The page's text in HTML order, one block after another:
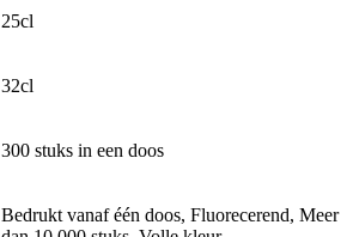
25cl
32cl
300 stuks in een doos
Bedrukt vanaf één doos, Fluorecerend, Meer